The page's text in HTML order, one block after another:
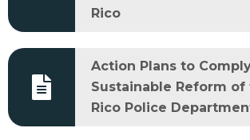
Rico
Action Plans to
Sustainable Reform
Rico Police